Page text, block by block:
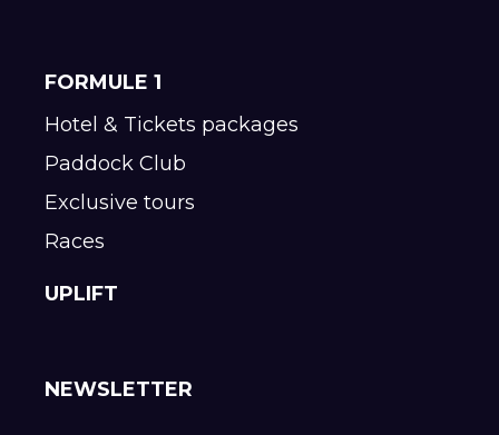
FORMULE 1
Hotel & Tickets packages
Paddock Club
Exclusive tours
Races
UPLIFT
NEWSLETTER